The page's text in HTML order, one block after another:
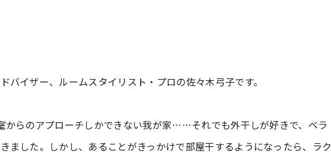
バイザー、ルームスタイリスト・プロの佐々木弓子です。
からのアプローチしかできない我が家……それでも外干しが好きで、ベラ
ました。しかし、あることがきっかけで部屋干するようになったら、ラク